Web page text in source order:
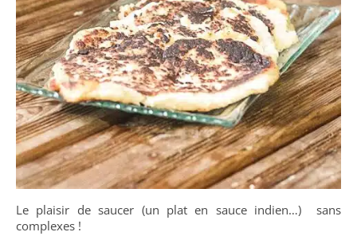
Le plaisir de saucer (un plat en sauce indien…) sans
complexes !